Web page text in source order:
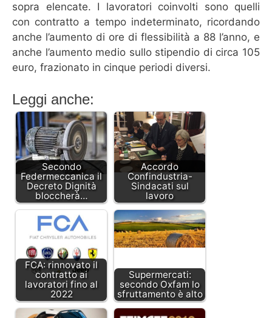
sopra elencate. I lavoratori coinvolti sono quelli
con contratto a tempo indeterminato, ricordando
anche l’aumento di ore di flessibilità a 88 l’anno, e
anche l’aumento medio sullo stipendio di circa 105
euro, frazionato in cinque periodi diversi.
Leggi anche:
Secondo
Federmeccanica il
Decreto Dignità
bloccherà…
Accordo
Confindustria-
Sindacati sul
lavoro
FCA: rinnovato il
contratto ai
lavoratori fino al
2022
Supermercati:
secondo Oxfam lo
sfruttamento è alto